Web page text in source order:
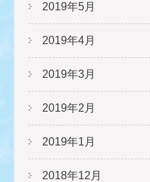
2019年5月
2019年4月
2019年3月
2019年2月
2019年1月
2018年12月